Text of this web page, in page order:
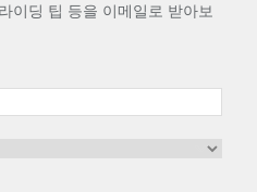
이딩 팁 등을 이메일로 받아보